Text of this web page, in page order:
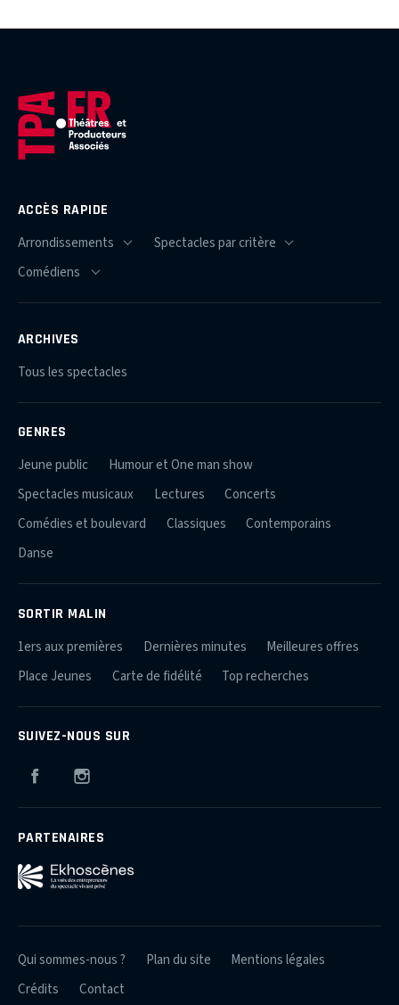
ACCÈS RAPIDE
ARCHIVES
Tous les spectacles
GENRES
Jeune public
Humour et One man show
Spectacles musicaux
Lectures
Concerts
Comédies et boulevard
Classiques
Contemporains
Danse
SORTIR MALIN
1ers aux premières Dernières minutes
Meilleures offres
Place Jeunes
Carte de fidélité Top recherches
SUIVEZ-NOUS SUR
Facebook
PARTENAIRES
Qui sommes-nous ? Plan du site
Mentions légales
Crédits
Contact